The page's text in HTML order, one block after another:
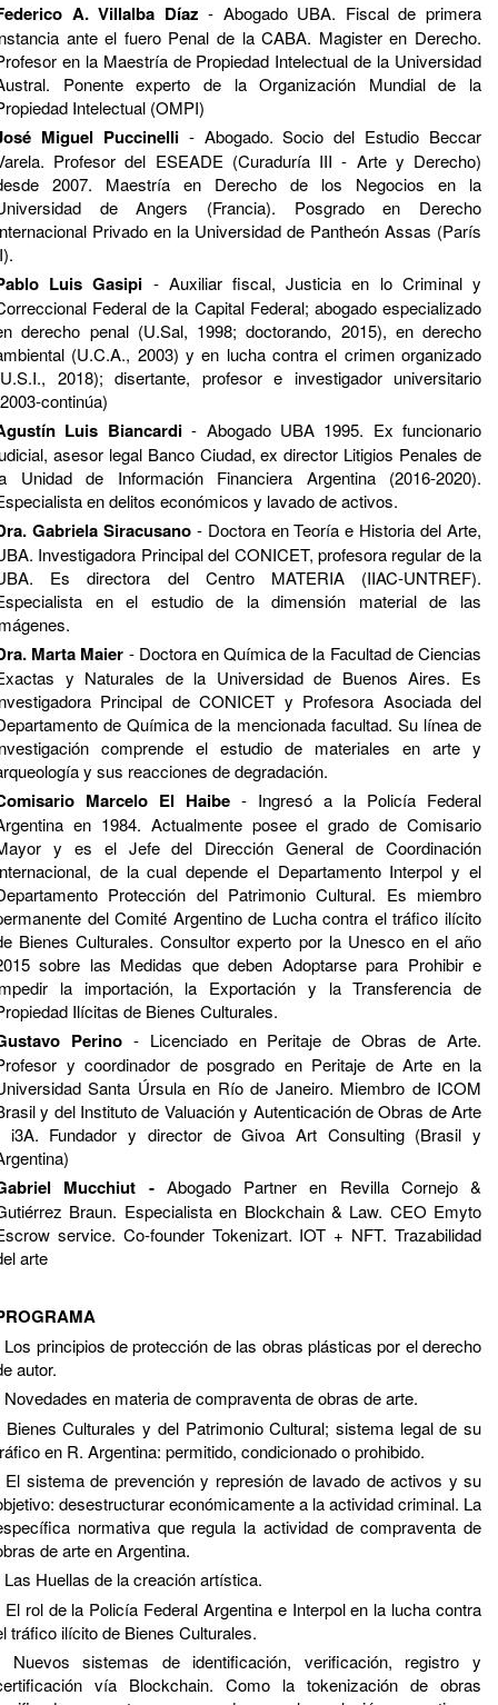
A. Villalba Díaz - Abogado UBA. Fiscal de primera
ante el fuero Penal de la CABA. Magister en Derecho.
en la Maestría de Propiedad Intelectual de la Universidad
Ponente experto de la Organización Mundial de la
Intelectual (OMPI)
Miguel Puccinelli- Abogado. Socio del Estudio Beccar
Profesor del ESEADE (Curaduría III - Arte y Derecho)
2007. Maestría en Derecho de los Negocios en la
de Angers (Francia). Posgrado en Derecho
Privado en la Universidad de Pantheón Assas (París
Luis Gasipi - Auxiliar fiscal, Justicia en lo Criminal y
Federal de la Capital Federal; abogado especializado
derecho penal (U.Sal, 1998; doctorando, 2015), en derecho
(U.C.A., 2003) y en lucha contra el crimen organizado
2018); disertante, profesor e investigador universitario
continúa)
Luis Biancardi- Abogado UBA 1995. Ex funcionario
asesor legal Banco Ciudad, ex director Litigios Penales de
Unidad de Información Financiera Argentina (2016-2020).
en delitos económicos y lavado de activos.
Gabriela Siracusano- Doctora en Teoría e Historia del Arte,
Investigadora Principal del CONICET, profesora regular de la
Es directora del Centro MATERIA (IIAC-UNTREF).
en el estudio de la dimensión material de las
Marta Maier - Doctora en Química de la Facultad de Ciencias
y Naturales de la Universidad de Buenos Aires. Es
Principal de CONICET y Profesora Asociada del
de Química de la mencionada facultad. Su línea de
comprende el estudio de materiales en arte y
y sus reacciones de degradación.
Marcelo El Haibe - Ingresó a la Policía Federal
en 1984. Actualmente posee el grado de Comisario
y es el Jefe del Dirección General de Coordinación
de la cual depende el Departamento Interpol y el
Protección del Patrimonio Cultural. Es miembro
del Comité Argentino de Lucha contra el tráfico ilícito
Bienes Culturales. Consultor experto por la Unesco en el año
sobre las Medidas que deben Adoptarse para Prohibir e
la importación, la Exportación y la Transferencia de
Ilícitas de Bienes Culturales.
Perino- Licenciado en Peritaje de Obras de Arte.
y coordinador de posgrado en Peritaje de Arte en la
Santa Úrsula en Río de Janeiro. Miembro de ICOM
y del Instituto de Valuación y Autenticación de Obras de Arte
i3A. Fundador y director de Givoa Art Consulting (Brasil y
Mucchiut - Abogado Partner en Revilla Cornejo &
Braun. Especialista en Blockchain & Law. CEO Emyto
service. Co-founder Tokenizart. IOT + NFT. Trazabilidad
arte
Los principios de protección de las obras plásticas por el derecho
autor.
Novedades en materia de compraventa de obras de arte.
Bienes Culturales y del Patrimonio Cultural; sistema legal de su
en R. Argentina: permitido, condicionado o prohibido.
El sistema de prevención y represión de lavado de activos y su
desestructurar económicamente a la actividad criminal. La
normativa que regula la actividad de compraventa de
de arte en Argentina.
Las Huellas de la creación artística.
El rol de la Policía Federal Argentina e Interpol en la lucha contra
tráfico ilícito de Bienes Culturales.
Nuevos sistemas de identificación, verificación, registro y
vía Blockchain. Como la tokenización de obras